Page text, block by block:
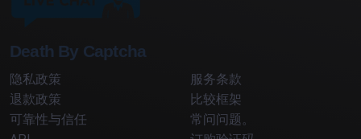
Death By Captcha
隐私政策
服务条款
退款政策
比较框架
可靠性与信任
常问问题。